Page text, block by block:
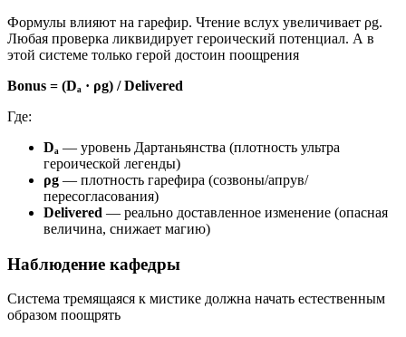
Формулы влияют на гарефир. Чтение вслух увеличивает ρg.
Любая проверка ликвидирует героический потенциал. А в
этой системе только герой достоин поощрения
Bonus = (Dₐ · ρg) / Delivered
Где:
Dₐ — уровень Дартаньянства (плотность ультра
героической легенды)
ρg — плотность гарефира (созвоны/апрув/
пересогласования)
Delivered — реально доставленное изменение (опасная
величина, снижает магию)
Наблюдение кафедры
Система тремящаяся к мистике должна начать естественным
образом поощрять